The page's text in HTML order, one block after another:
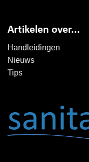
Artikelen over...
Handleidingen
Nieuws
Tips